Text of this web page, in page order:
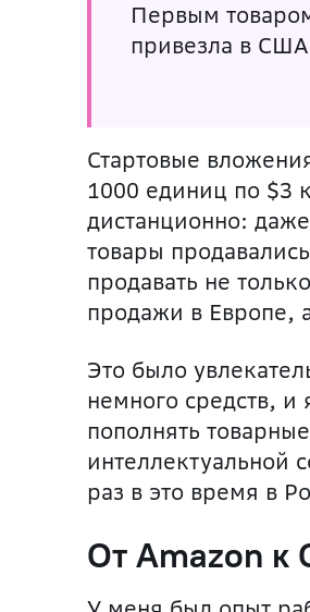
Первым
привезла в
Стартовые
1000 единиц по $3
дистанционно:
товары
продавать не
продажи в Европе,
Это было
немного средств,
пополнять
интеллектуальной
раз в это время в
От Amazon к